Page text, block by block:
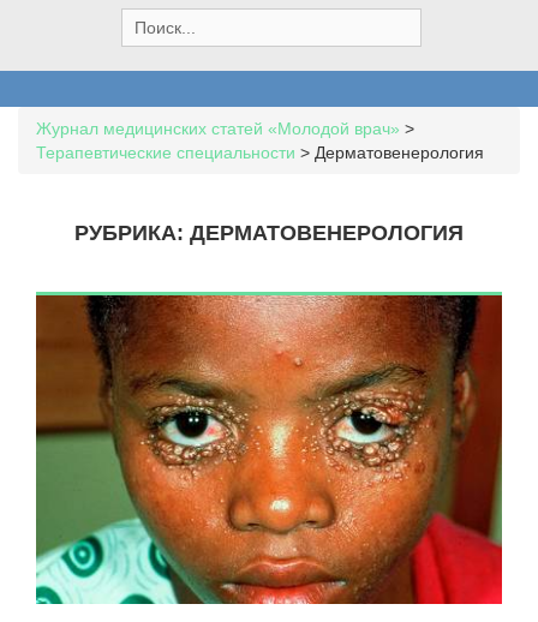
e
a
h
f
:
Журнал медицинских статей «Молодой врач» >
Терапевтические специальности > Дерматовенерология
РУБРИКА: ДЕРМАТОВЕНЕРОЛОГИЯ